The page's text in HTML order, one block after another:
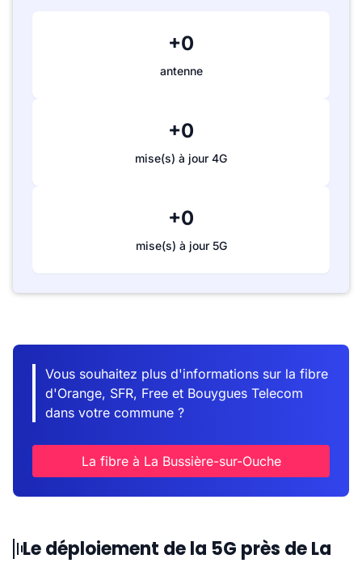
+0
antenne
+0
mise(s) à jour 4G
+0
mise(s) à jour 5G
Vous souhaitez plus d'informations sur la fibre
d'Orange, SFR, Free et Bouygues Telecom
dans votre commune ?
La fibre à La Bussière-sur-Ouche
Le déploiement de la 5G près de La